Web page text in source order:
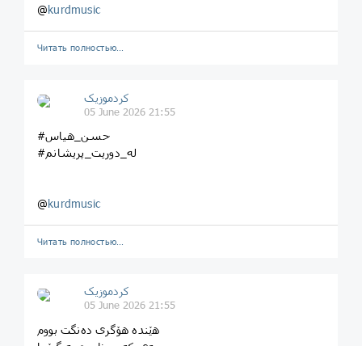
@kurdmusic
Читать полностью…
کردموزیک
05 June 2026 21:55
#حسن_هیاس
#له_دوریت_پریشانم
@kurdmusic
Читать полностью…
کردموزیک
05 June 2026 21:55
هێندە هۆگری دەنگت بووم